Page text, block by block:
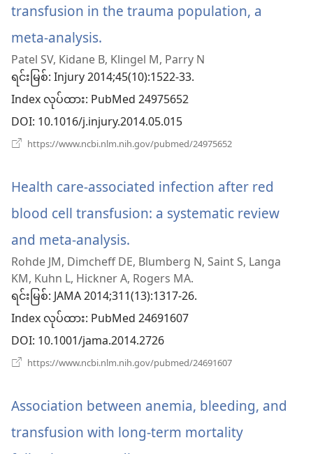
တယ်)
transfusion in the trauma population, a
meta-analysis.
အသစ်
ဖွ
င့်
နေ
တယ်)
Patel SV, Kidane B, Klingel M, Parry N
ရင်းမြစ်‎: Injury 2014;45(10):1522-33.
Index လုပ်ထား‎: PubMed 24975652
DOI‎: 10.1016/j.injury.2014.05.015
https://www.ncbi.nlm.nih.gov/pubmed/24975652
င့်
နေ
တယ်)
Health care-associated infection after red
blood cell transfusion: a systematic review
and meta-analysis.
အသစ်
ဖွ
င့်
နေ
ပါ
တယ်)
Rohde JM, Dimcheff DE, Blumberg N, Saint S, Langa
KM, Kuhn L, Hickner A, Rogers MA.
ရင်းမြစ်‎: JAMA 2014;311(13):1317-26.
Index လုပ်ထား‎: PubMed 24691607
DOI‎: 10.1001/jama.2014.2726
https://www.ncbi.nlm.nih.gov/pubmed/24691607
င့်
နေ
ပါ
တယ်)
Association between anemia, bleeding, and
transfusion with long-term mortality